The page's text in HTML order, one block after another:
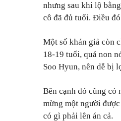
nhưng sau khi lộ
cô đã đủ tuổi. Điều
Một số khán giả còn
18-19 tuổi, quá non
Soo Hyun, nên dễ bị
Bên cạnh đó cũng có
mừng một người
có gì phải lên án cả.